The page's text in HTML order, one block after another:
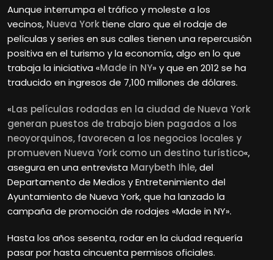
Aunque interrumpa el tráfico y moleste a los
vecinos, Nueva York tiene claro que el rodaje de
películas y series en sus calles tienen una repercusión
positiva en el turismo y la economía, algo en lo que
trabaja la iniciativa «Made in NY» y que en 2012 se ha
traducido en ingresos de 7,100 millones de dólares.
«Las películas rodadas en la ciudad de Nueva York
generan puestos de trabajo bien pagados a los
neoyorquinos, favorecen a los negocios locales y
promueven Nueva York como un destino turístico«,
asegura en una entrevista Marybeth Ihle, del
Departamento de Medios y Entretenimiento del
Ayuntamiento de Nueva York, que ha lanzado la
campaña de promoción de rodajes «Made in NY».
Hasta los años sesenta, rodar en la ciudad requería
pasar por hasta cincuenta permisos oficiales.